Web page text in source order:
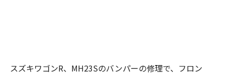
スズキワゴンR、MH23Sのバンパーの修理で、フロン